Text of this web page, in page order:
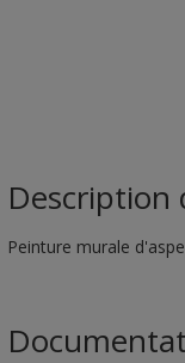
Peinture murale